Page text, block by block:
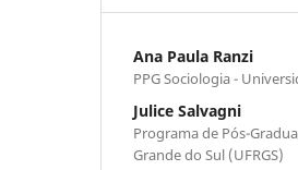
Ana Paula Ranzi
PPG Sociologia -
Julice Salvagni
Programa de Pós-
Grande do Sul (UFRGS)